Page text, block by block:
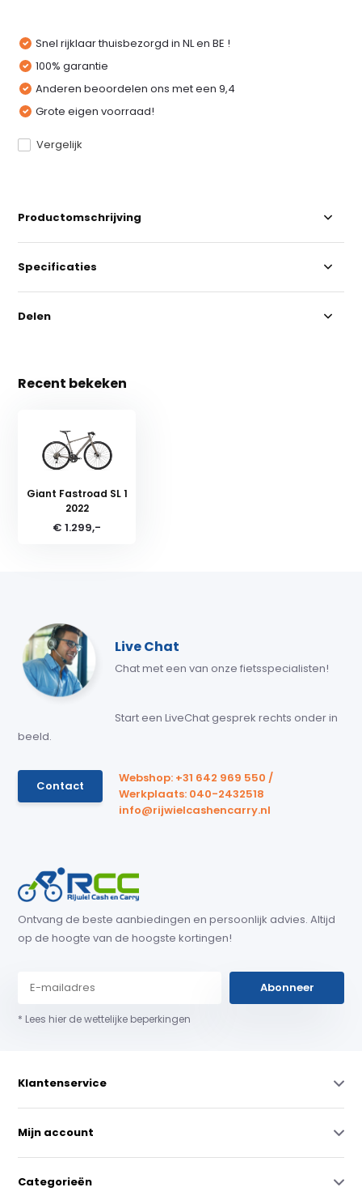
Snel rijklaar thuisbezorgd in NL en BE !
100% garantie
Anderen beoordelen ons met een 9,4
Grote eigen voorraad!
Vergelijk
Productomschrijving
Specificaties
Delen
Recent bekeken
Giant Fastroad SL 1
2022
€ 1.299,-
Live Chat
Chat met een van onze fietsspecialisten!
Start een LiveChat gesprek rechts onder in
beeld.
Contact
Webshop: +31 642 969 550 /
Werkplaats: 040-2432518
info@rijwielcashencarry.nl
Ontvang de beste aanbiedingen en persoonlijk advies. Altijd
op de hoogte van de hoogste kortingen!
Abonneer
* Lees hier de wettelijke beperkingen
Klantenservice
Mijn account
Categorieën